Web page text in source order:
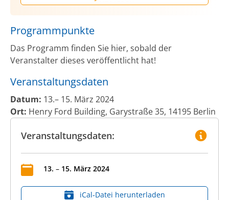
Veranstaltungsdaten:
13. – 15. März 2024
iCal‑Datei herunterladen
Programmpunkte
Das Programm finden Sie hier, sobald der
Veranstalter dieses veröffentlicht hat!
Veranstaltungsdaten
Datum: 13.– 15. März 2024
Ort: Henry Ford Building, Garystraße 35, 14195 Berlin